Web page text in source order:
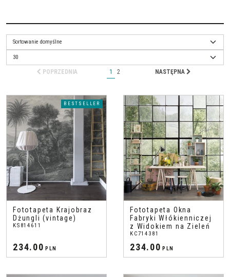
POPRZEDNIA 1 2 NASTĘPNA
BESTSELLER
Fototapeta Krajobraz
Dżungli (vintage)
KS814611
234.00 PLN
Fototapeta Okna
Fabryki Włókienniczej
z Widokiem na Zieleń
KC714381
234.00 PLN